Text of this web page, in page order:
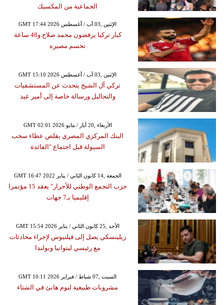
الجماعية من المكسيك
GMT 17:44 2026 الإثنين ,03 آب / أغسطس
كبار تركيا يرفضون محمد صلاح و48 ساعة
تحسم مصيره
GMT 15:10 2026 الإثنين ,03 آب / أغسطس
تركي آل الشيخ يتحدث عن المستشفيات
والتحاليل ورسالة خاصة إلى أمير عيد
GMT 02:01 2026 الأربعاء ,20 أيار / مايو
البنك المركزي المصري يقلص عطاء سحب
السيولة قبل اجتماع "الفائدة
GMT 16:47 2022 الجمعة ,14 كانون الثاني / يناير
حزب التجمع الوطني للأحرار" يعقد 15 مؤتمرا
إقليميا بـ7 جهات
GMT 15:54 2026 الأحد ,25 كانون الثاني / يناير
زيلينسكي يصل إلى فيلنيوس لإجراء محادثات
مع رئيسي ليتوانيا وبولندا
GMT 10:11 2026 السبت ,07 شباط / فبراير
مشروبات طبيعية لنوم هانئ في الشتاء